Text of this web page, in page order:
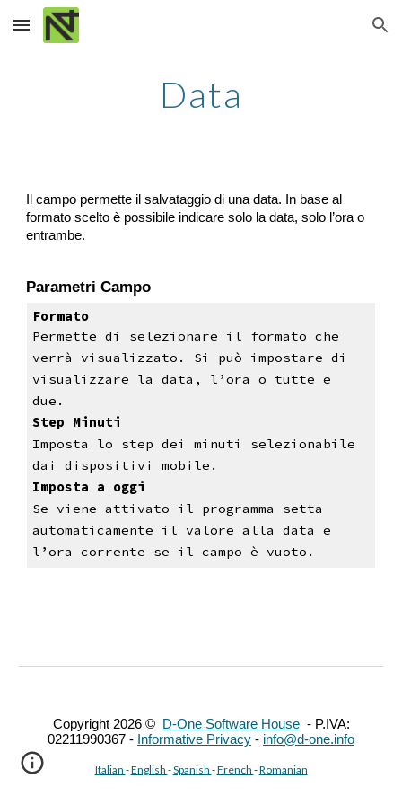
Skip to main content Skip to navigation
Data
Il campo permette il salvataggio di una data. In base al
formato scelto è possibile indicare solo la data, solo l’ora o
entrambe.
Parametri Campo
Formato
Permette di selezionare il formato che
verrà visualizzato. Si può impostare di
visualizzare la data, l’ora o tutte e
due.
Step Minuti
Imposta lo step dei minuti selezionabile
dai dispositivi mobile.
Imposta a oggi
Se viene attivato il programma setta
automaticamente il valore alla data e
l’ora corrente se il campo è vuoto.
Copyright 2026© D-One Software House- P.IVA:
02211990367 - Informative Privacy - info@d-one.info
Italian -English -Spanish -French -Romanian